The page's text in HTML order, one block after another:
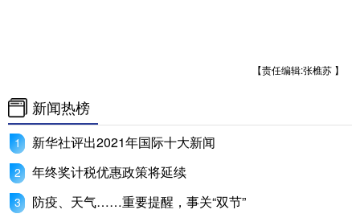
【责任编辑:张樵苏 】
新闻热榜
新华社评出2021年国际十大新闻
年终奖计税优惠政策将延续
防疫、天气……重要提醒，事关“双节”